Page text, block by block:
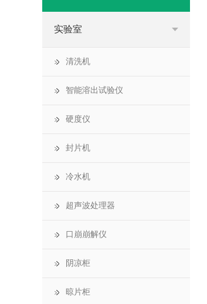
实验室
清洗机
智能溶出试验仪
硬度仪
封片机
冷水机
超声波处理器
口崩崩解仪
阴凉柜
晾片柜